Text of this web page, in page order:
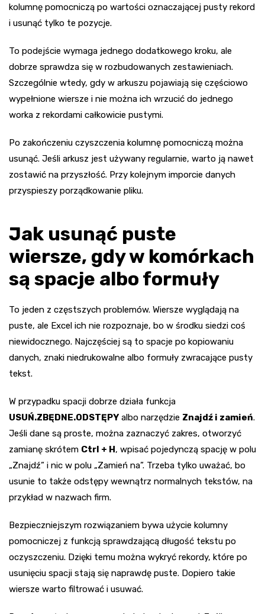
kolumnę pomocniczą po wartości oznaczającej pusty rekord
i usunąć tylko te pozycje.
To podejście wymaga jednego dodatkowego kroku, ale
dobrze sprawdza się w rozbudowanych zestawieniach.
Szczególnie wtedy, gdy w arkuszu pojawiają się częściowo
wypełnione wiersze i nie można ich wrzucić do jednego
worka z rekordami całkowicie pustymi.
Po zakończeniu czyszczenia kolumnę pomocniczą można
usunąć. Jeśli arkusz jest używany regularnie, warto ją nawet
zostawić na przyszłość. Przy kolejnym imporcie danych
przyspieszy porządkowanie pliku.
Jak usunąć puste
wiersze, gdy w komórkach
są spacje albo formuły
To jeden z częstszych problemów. Wiersze wyglądają na
puste, ale Excel ich nie rozpoznaje, bo w środku siedzi coś
niewidocznego. Najczęściej są to spacje po kopiowaniu
danych, znaki niedrukowalne albo formuły zwracające pusty
tekst.
W przypadku spacji dobrze działa funkcja
USUŃ.ZBĘDNE.ODSTĘPY albo narzędzie Znajdź i zamień.
Jeśli dane są proste, można zaznaczyć zakres, otworzyć
zamianę skrótem Ctrl + H, wpisać pojedynczą spację w polu
„Znajdź” i nic w polu „Zamień na”. Trzeba tylko uważać, bo
usunie to także odstępy wewnątrz normalnych tekstów, na
przykład w nazwach firm.
Bezpieczniejszym rozwiązaniem bywa użycie kolumny
pomocniczej z funkcją sprawdzającą długość tekstu po
oczyszczeniu. Dzięki temu można wykryć rekordy, które po
usunięciu spacji stają się naprawdę puste. Dopiero takie
wiersze warto filtrować i usuwać.